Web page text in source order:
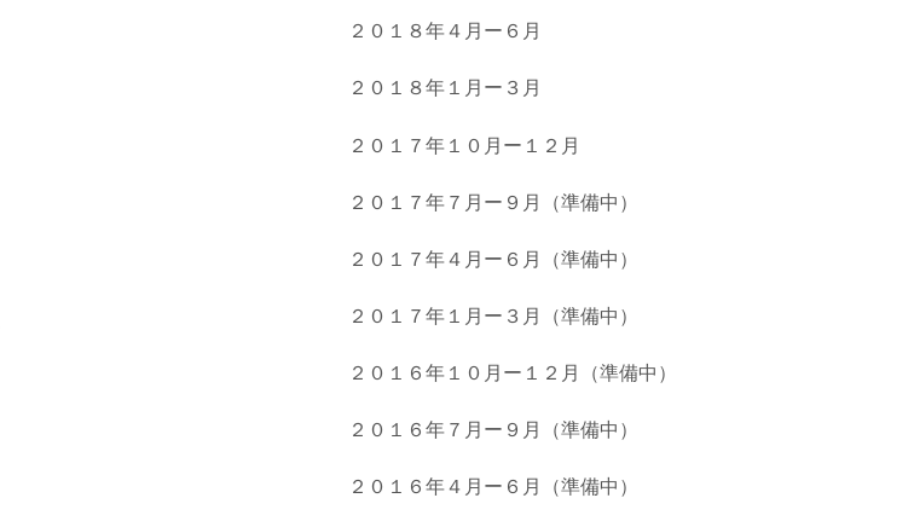
２０１８年４月ー６月
２０１８年１月ー３月
２０１７年１０月ー１２月
２０１７年７月ー９月（準備中）
２０１７年４月ー６月（準備中）
２０１７年１月ー３月（準備中）
２０１６年１０月ー１２月（準備中）
２０１６年７月ー９月（準備中）
２０１６年４月ー６月（準備中）